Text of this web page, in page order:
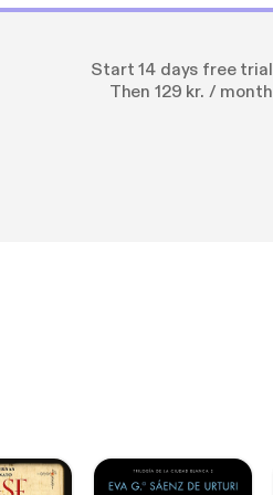
Start 14 days free trial
Then 129 kr. / month